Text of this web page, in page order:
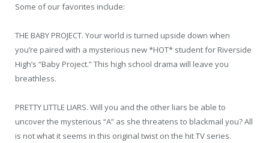
Some of our favorites include:
THE BABY PROJECT. Your world is turned upside down when
you’re paired with a mysterious new *HOT* student for Riverside
High’s “Baby Project.” This high school drama will leave you
breathless.
PRETTY LITTLE LIARS. Will you and the other liars be able to
uncover the mysterious “A” as she threatens to blackmail you? All
is not what it seems in this original twist on the hit TV series.